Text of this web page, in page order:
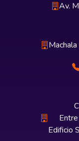
Av.
Edificio